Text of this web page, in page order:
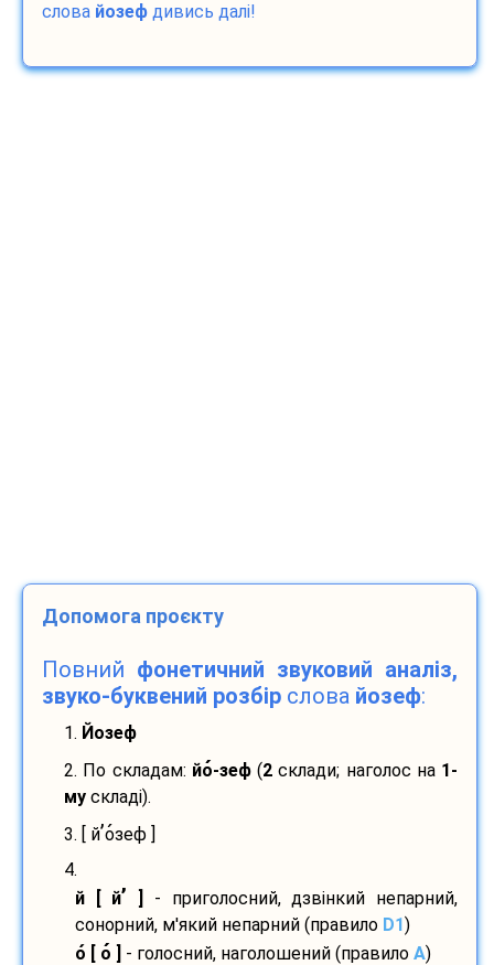
слова йозеф дивись далі!
Допомога проєкту
Повний фонетичний звуковий аналіз,
звуко-буквений розбір слова йозеф:
1. Йозеф
2. По складам: йо-зеф(2 склади; наголос на 1-
му складі).
3. [ й’озеф ]
4.
й [ й’
- приголосний, дзвінкий непарний,
сонорний, м'який непарний (правило D1)
о [ о - голосний, наголошений (правило A)